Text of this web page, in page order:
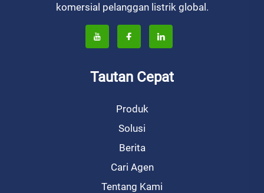
komersial pelanggan listrik global.
Tautan Cepat
Produk
Solusi
Berita
Cari Agen
Tentang Kami